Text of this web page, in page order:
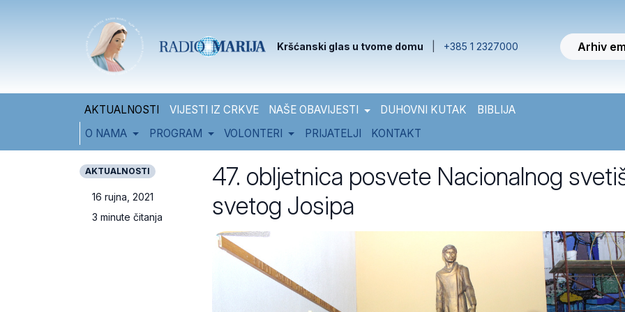
Kršćanski glas u tvome domu +385 1 2327000 Arhiv
AKTUALNOSTI VIJESTI IZ CRKVE NAŠE OBAVIJESTI DUHOVNI KUTAK
BIBLIJA
O NAMA
PROGRAM VOLONTERI PRIJATELJI KONTAKT
AKTUALNOSTI
16 rujna, 2021
3 minute čitanja
47. obljetnica posvete Nacionalnog
svetog Josipa